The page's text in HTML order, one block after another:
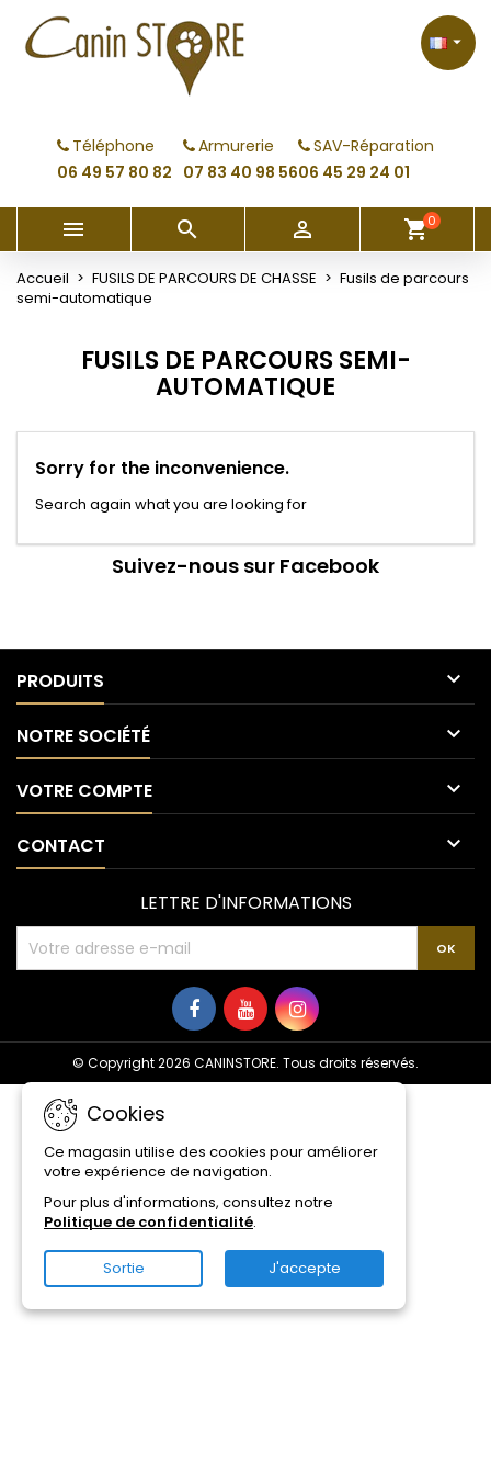
Téléphone
06 49 57 80 82
Armurerie
07 83 40 98 56
SAV-Réparation
06 45 29 24 01

   shopping_cart0
Accueil FUSILS DE PARCOURS DE CHASSE
Fusils de parcours
semi-automatique
FUSILS DE PARCOURS SEMI-
AUTOMATIQUE
Sorry for the inconvenience.
Search again what you are looking for
Suivez-nous sur Facebook
PRODUITS 
NOTRE SOCIÉTÉ 
VOTRE COMPTE 
CONTACT 
My wishlists ×
Create new list
((modalTitle)) ×
((confirmMessage))
((cancelText)) ((modalDeleteText))
Créer une liste d'envies ×
Créer une liste d'envies
Connexion ×
Vous devez être connecté pour ajouter des produits
Cookies
Ce magasin utilise des cookies pour améliorer
votre expérience de navigation.
Pour plus d'informations, consultez notre
Politique de confidentialité.
Sortie J'accepte
LETTRE D'INFORMATIONS
© Copyright 2026 CANINSTORE. Tous droits réservés.